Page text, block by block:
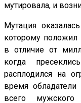
мутировала, и
Мутация
которому
в отличие от
когда
расплодился на
время обладатели
всего